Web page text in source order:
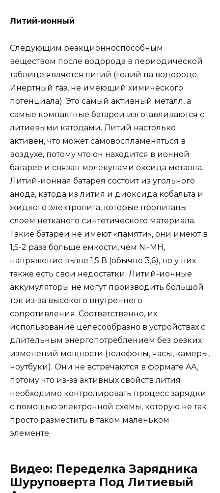
Литий-ионный
Следующим реакционноспособным
веществом после водорода в периодической
таблице является литий (гелий на водороде.
Инертный газ, не имеющий химического
потенциала). Это самый активный металл, а
самые компактные батареи изготавливаются с
литиевыми катодами. Литий настолько
активен, что может самовоспламеняться в
воздухе, потому что он находится в ионной
батарее и связан молекулами оксида металла.
Литий-ионная батарея состоит из угольного
анода, катода из лития и диоксида кобальта и
жидкого электролита, которые пропитаны
слоем нетканого синтетического материала.
Такие батареи не имеют «памяти», они имеют в
1,5-2 раза больше емкости, чем Ni-MH,
напряжение выше 1,5 В (обычно 3,6), но у них
также есть свои недостатки. Литий-ионные
аккумуляторы не могут производить большой
ток из-за высокого внутреннего
сопротивления. Соответственно, их
использование целесообразно в устройствах с
длительным энергопотреблением без резких
изменений мощности (телефоны, часы, камеры,
ноутбуки). Они не встречаются в формате AA,
потому что из-за активных свойств лития
необходимо контролировать процесс зарядки
с помощью электронной схемы, которую не так
просто разместить в таком маленьком
элементе.
Видео: Переделка Зарядника
Шуруповерта Под Литиевый